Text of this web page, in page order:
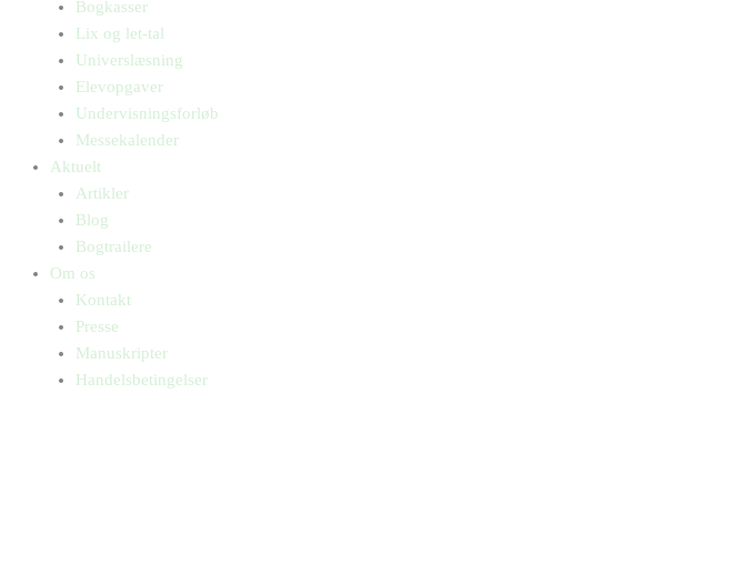
Bogkasser
Lix og let-tal
Universlæsning
Elevopgaver
Undervisningsforløb
Messekalender
Aktuelt
Artikler
Blog
Bogtrailere
Om os
Kontakt
Presse
Manuskripter
Handelsbetingelser